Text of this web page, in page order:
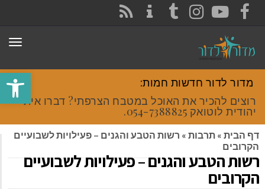
פתח
FACEBOOK
YOUTUBE
INSTAGRAM
TUMBLR
מדור לדור חדשות חמות:
רוצים להכיר את האוכל במטבח הצרפתי? דברו איתי
יהודית לוטואק 054-7388825.
דף הבית » תרבות » רשות הטבע והגנים – פעילויות לשבועיים
הקרובים
רשות הטבע והגנים – פעילויות לשבועיים
הקרובים